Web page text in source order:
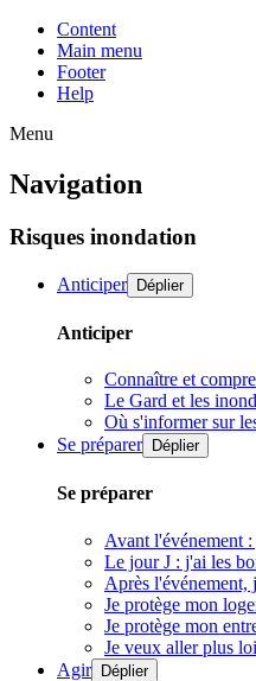
Content
Main menu
Footer
Help
Menu
Navigation
Risques inondation
Anticiper Déplier
Anticiper
Connaître et
Le Gard et les
Où s'informer sur
Se préparer
Déplier
Se préparer
Avant l'événement
Le jour J : j'ai les
Après l'événement,
Je protège mon
Je protège mon
Je veux aller plus
Agir Déplier